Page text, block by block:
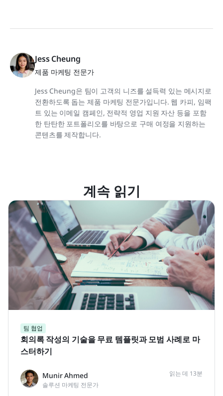
Jess Cheung
제품 마케팅 전문가
Jess Cheung은 팀이 고객의 니즈를 설득력 있는 메시지로
전환하도록 돕는 제품 마케팅 전문가입니다. 웹 카피, 임팩
트 있는 이메일 캠페인, 전략적 영업 지원 자산 등을 포함
한 탄탄한 포트폴리오를 바탕으로 구매 여정을 지원하는
콘텐츠를 제작합니다.
계속 읽기
팀 협업
회의록 작성의 기술을 무료 템플릿과 모범 사례로 마
스터하기
Munir Ahmed
솔루션 마케팅 전문가
읽는 데 13분